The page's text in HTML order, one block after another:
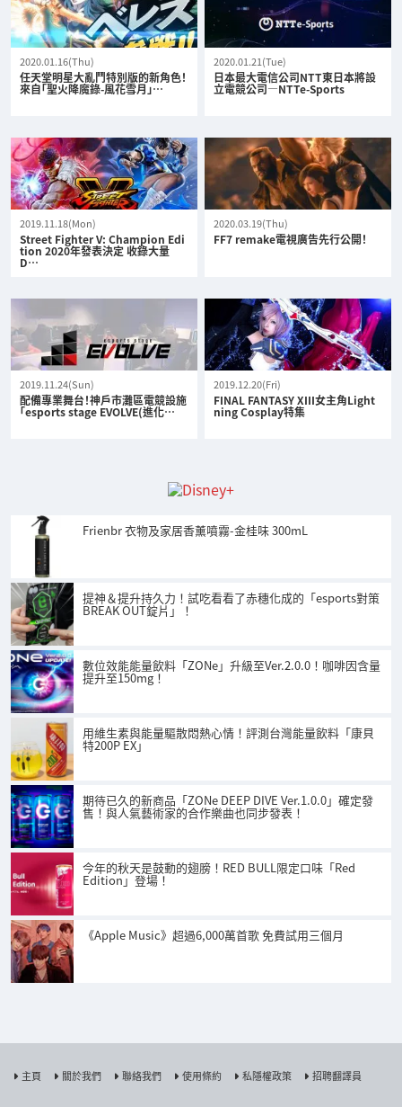
2020.01.16(Thu)
任天堂明星大亂鬥特別版的新角色！
來自「聖火降魔錄-風花雪月」…
2020.01.21(Tue)
日本最大電信公司NTT東日本將設
立電競公司—NTTe-Sports
2019.11.18(Mon)
Street Fighter V: Champion Edi
tion 2020年發表決定 收錄大量
D…
2020.03.19(Thu)
FF7 remake電視廣告先行公開！
2019.11.24(Sun)
配備專業舞台！神戶市灘區電競設施
「esports stage EVOLVE(進化…
2019.12.20(Fri)
FINAL FANTASY XIII女主角Light
ning Cosplay特集
Frienbr 衣物及家居香薰噴霧-金桂味 300mL
提神＆提升持久力！試吃看看了赤穗化成的「esports對策
BREAK OUT錠片」！
數位效能能量飲料「ZONe」升級至Ver.2.0.0！咖啡因含量
提升至150mg！
用維生素與能量驅散悶熱心情！評測台灣能量飲料「康貝
特200P EX」
期待已久的新商品「ZONe DEEP DIVE Ver.1.0.0」確定發
售！與人氣藝術家的合作樂曲也同步發表！
今年的秋天是鼓動的翅膀！RED BULL限定口味「Red
Edition」登場！
《Apple Music》超過6,000萬首歌 免費試用三個月
主頁 關於我們 聯絡我們 使用條約 私隱權政策 招聘翻譯員